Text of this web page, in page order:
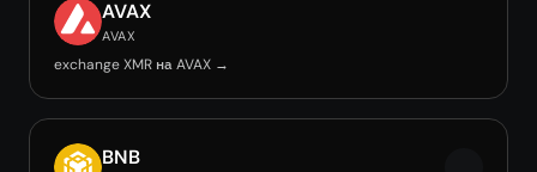
AVAX
AVAX
exchange XMR на AVAX →
BNB